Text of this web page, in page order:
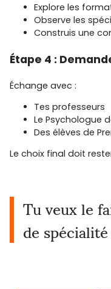
Explore les
Observe les
Construis une
Étape 4 :
Échange avec :
Tes professeurs
Le Psychologue
Des élèves de
Le choix final doit
Tu veux le
de